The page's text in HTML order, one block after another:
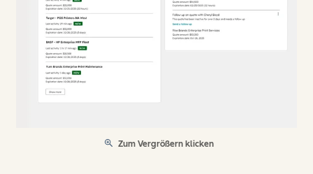
Zum Vergrößern klicken